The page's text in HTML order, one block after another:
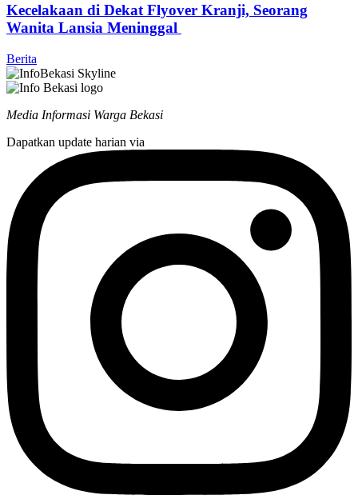
Kecelakaan di Dekat Flyover Kranji, Seorang
Wanita Lansia Meninggal
Berita
Media Informasi Warga Bekasi
Dapatkan update harian via